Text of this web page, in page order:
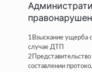
1 Взыскание ущерба
случае ДТП
2
составлении